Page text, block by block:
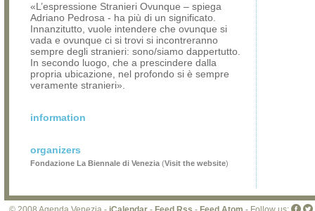
«L’espressione Stranieri Ovunque – spiega
Adriano Pedrosa - ha più di un significato.
Innanzitutto, vuole intendere che ovunque si
vada e ovunque ci si trovi si incontreranno
sempre degli stranieri: sono/siamo dappertutto.
In secondo luogo, che a prescindere dalla
propria ubicazione, nel profondo si è sempre
veramente stranieri».
information
organizers
Fondazione La Biennale di Venezia (Visit the website)